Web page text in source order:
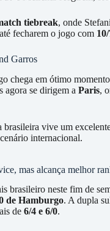
tiebreak, onde
fecharem o jogo com
Garros
chega em ótimo
agora se dirigem a Paris,
vive um
internacional.
mas alcança melhor
brasileiro neste fim de
de Hamburgo. A dupla
de 6/4 e 6/0.